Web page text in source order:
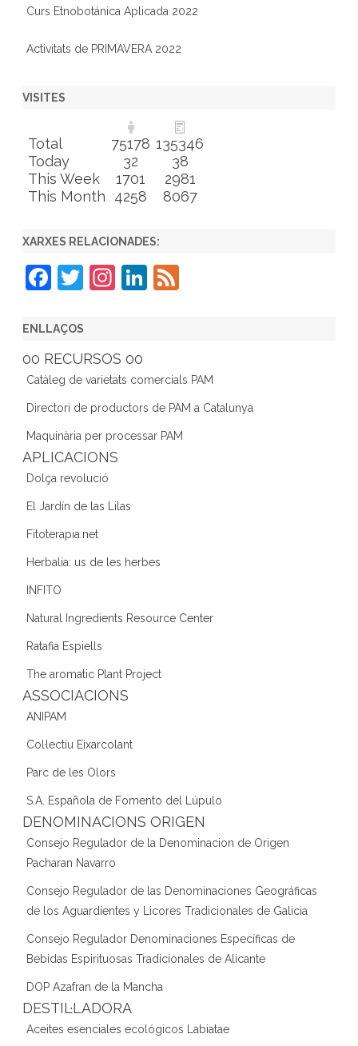
Curs Etnobotánica Aplicada 2022
Activitats de PRIMAVERA 2022
VISITES
Total 75178 135346
Today
32
38
This Week
1701
2981
This Month
4258 8067
XARXES RELACIONADES:
F
c
e
b
o
o
k
T
er
In
gr
a
m
Li
dI
n
ENLLAÇOS
00 RECURSOS 00
Catàleg de varietats comercials PAM
Directori de productors de PAM a Catalunya
Maquinària per processar PAM
APLICACIONS
Dolça revolució
El Jardín de las Lilas
Fitoterapia.net
Herbalia: us de les herbes
INFITO
Natural Ingredients Resource Center
Ratafia Espiells
The aromatic Plant Project
ASSOCIACIONS
ANIPAM
Col·lectiu Eixarcolant
Parc de les Olors
S.A. Española de Fomento del Lúpulo
DENOMINACIONS ORIGEN
Consejo Regulador de la Denominacion de Origen
Pacharan Navarro
Consejo Regulador de las Denominaciones Geográficas
de los Aguardientes y Licores Tradicionales de Galicia
Consejo Regulador Denominaciones Específicas de
Bebidas Espirituosas Tradicionales de Alicante
DOP Azafran de la Mancha
DESTIL·LADORA
Aceites esenciales ecológicos Labiatae